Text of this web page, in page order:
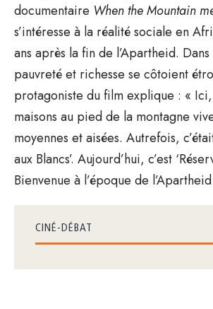
documentaire When the Mountain
s’intéresse à la réalité sociale en
ans après la fin de l’Apartheid.
pauvreté et richesse se côtoient
protagoniste du film explique : « Ici,
maisons au pied de la montagne
moyennes et aisées. Autrefois,
aux Blancs’. Aujourd’hui, c’est
Bienvenue à l’époque de
CINÉ-DÉBAT